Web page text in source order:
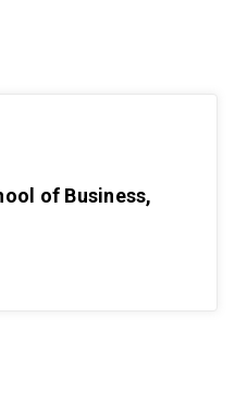
of Business,